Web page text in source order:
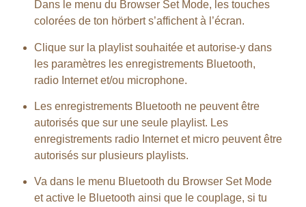
Dans le menu du Browser Set Mode, les touches
colorées de ton hörbert s’affichent à l’écran.
Clique sur la playlist souhaitée et autorise-y dans
les paramètres les enregistrements Bluetooth,
radio Internet et/ou microphone.
Les enregistrements Bluetooth ne peuvent être
autorisés que sur une seule playlist. Les
enregistrements radio Internet et micro peuvent être
autorisés sur plusieurs playlists.
Va dans le menu Bluetooth du Browser Set Mode
et active le Bluetooth ainsi que le couplage, si tu